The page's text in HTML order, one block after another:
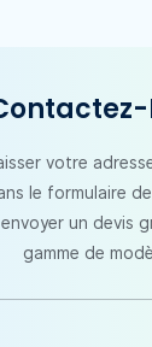
votre
le formulaire
un devis
gamme de